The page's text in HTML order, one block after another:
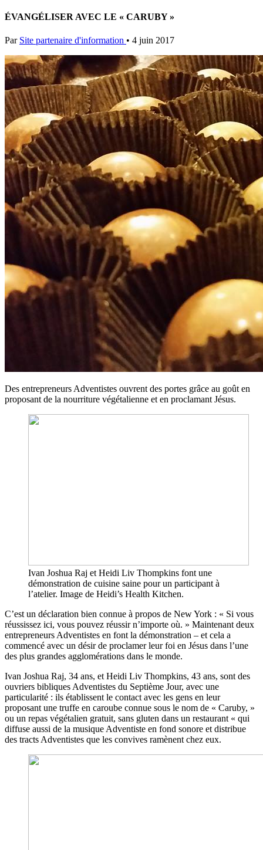
ÉVANGÉLISER AVEC LE « CARUBY »
Par Site partenaire d'information • 4 juin 2017
Des entrepreneurs Adventistes ouvrent des portes grâce au goût en
proposant de la nourriture végétalienne et en proclamant Jésus.
Ivan Joshua Raj et Heidi Liv Thompkins font une
démonstration de cuisine saine pour un participant à
l’atelier. Image de Heidi’s Health Kitchen.
C’est un déclaration bien connue à propos de New York : « Si vous
réussissez ici, vous pouvez réussir n’importe où. » Maintenant deux
entrepreneurs Adventistes en font la démonstration – et cela a
commencé avec un désir de proclamer leur foi en Jésus dans l’une
des plus grandes agglomérations dans le monde.
Ivan Joshua Raj, 34 ans, et Heidi Liv Thompkins, 43 ans, sont des
ouvriers bibliques Adventistes du Septième Jour, avec une
particularité : ils établissent le contact avec les gens en leur
proposant une truffe en caroube connue sous le nom de « Caruby, »
ou un repas végétalien gratuit, sans gluten dans un restaurant « qui
diffuse aussi de la musique Adventiste en fond sonore et distribue
des tracts Adventistes que les convives ramènent chez eux.